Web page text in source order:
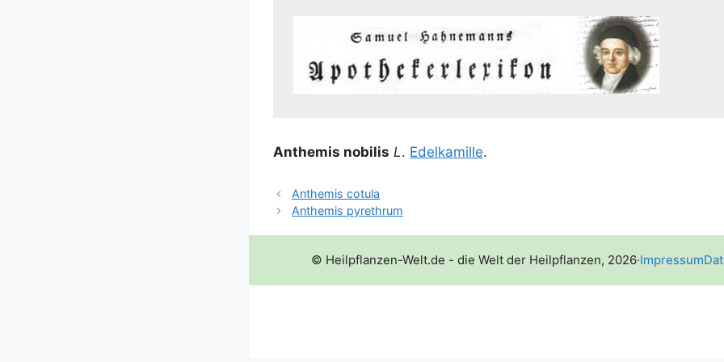
Ant­he­mis nobi­lis L. Edel­ka­mil­le.
Anthemis cotula
Anthemis pyrethrum
© Heilpflanzen-Welt.de - die Welt der Heilpflanzen, 2026·Impressum